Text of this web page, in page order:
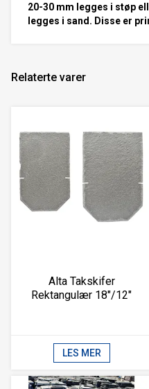
20-30 mm legges i støp
legges i sand. Disse er
Relaterte varer
Alta Takskifer
Rektangulær 18"/12"
LES MER